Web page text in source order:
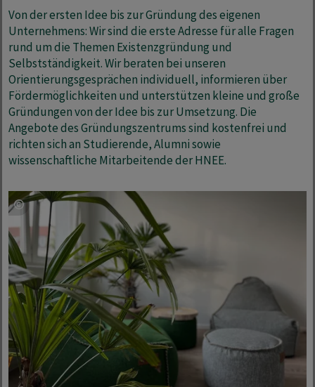
Von der ersten Idee bis zur Gründung des eigenen
Unternehmens: Wir sind die erste Adresse für alle Fragen
rund um die Themen Existenzgründung und
Selbstständigkeit. Wir beraten bei unseren
Orientierungsgesprächen individuell, informieren über
Fördermöglichkeiten und unterstützen kleine und große
Gründungen von der Idee bis zur Umsetzung. Die
Angebote des Gründungszentrums sind kostenfrei und
richten sich an Studierende, Alumni sowie
wissenschaftliche Mitarbeitende der HNEE.